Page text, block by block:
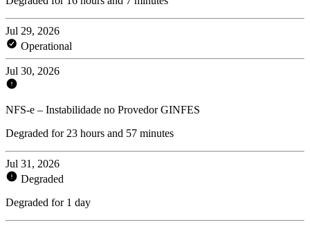
Jul 29, 2026
Operational
Jul 30, 2026
NFS-e – Instabilidade no Provedor GINFES
Degraded for 23 hours and 57 minutes
Jul 31, 2026
Degraded
Degraded for 1 day